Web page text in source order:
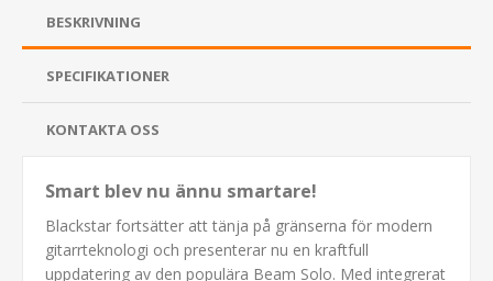
BESKRIVNING
SPECIFIKATIONER
KONTAKTA OSS
Smart blev nu ännu smartare!
Blackstar fortsätter att tänja på gränserna för modern
gitarrteknologi och presenterar nu en kraftfull
uppdatering av den populära Beam Solo. Med integrerat